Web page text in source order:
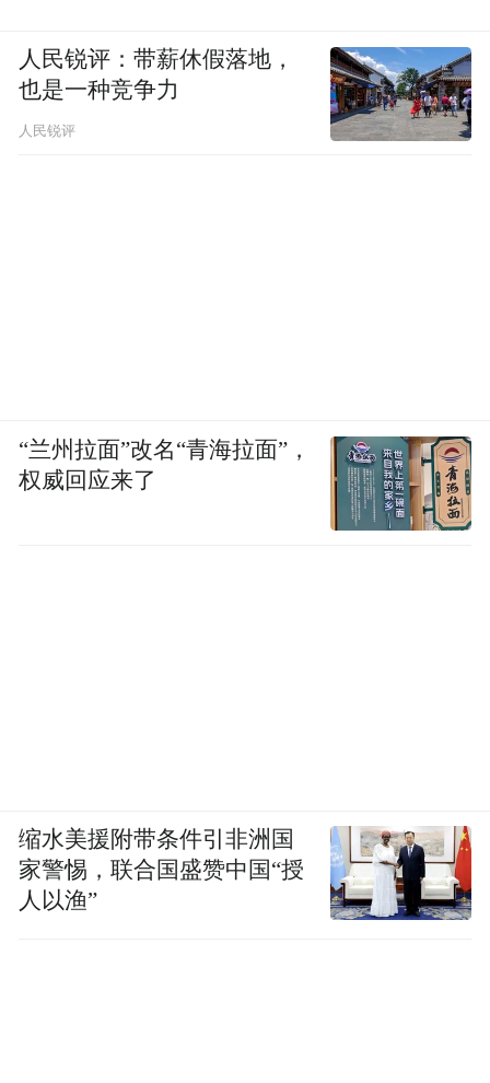
人民锐评：带薪休假落地，
也是一种竞争力
人民锐评
“兰州拉面”改名“青海拉面”，
权威回应来了
缩水美援附带条件引非洲国
家警惕，联合国盛赞中国“授
人以渔”